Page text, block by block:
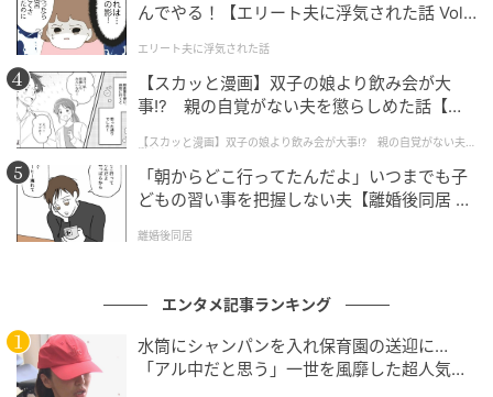
◇YEONJUN（ヨンジュン） プロフィール
1999年9月13日生まれ。本名チェ・ヨンジュン。2014
年に他事務所のオーディションに合格し練習生となっ
たが、その後現在の所属事務所Big Hitエンターテイン
メント（現HYBE）からスカウトされた。練習生時に実
施される月末テストでは、ダンス、ボーカル、ラップ
の部門で常に1位を獲得し、”Big Hit伝説の練習生”とし
TOGETHERとしてデビュー。グループ内で最も涙もろ
いメンバーとして知られており、詩を読んで目頭を熱
くする場面や、デビューショーケースの舞台裏で涙す
る姿が話題になった。
んでやる！【エリート夫に浮気された話 Vol.
エリート夫に浮気された話
【スカッと漫画】双子の娘より飲み会が大
事!? 親の自覚がない夫を懲らしめた話【第1
【スカッと漫画】双子の娘より飲み会が大事!? 親の自覚がない夫を
懲らしめた話
「朝からどこ行ってたんだよ」いつまでも子
どもの習い事を把握しない夫【離婚後同居 Vo
離婚後同居
エンタメ記事ランキング
水筒にシャンパンを入れ保育園の送迎に…
「アル中だと思う」一世を風靡した超人気タ